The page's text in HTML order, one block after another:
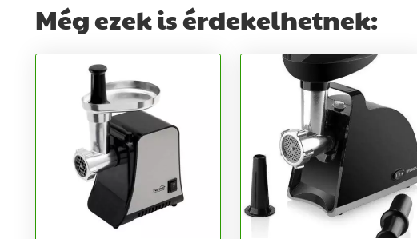
Még ezek is érdekelhetnek: